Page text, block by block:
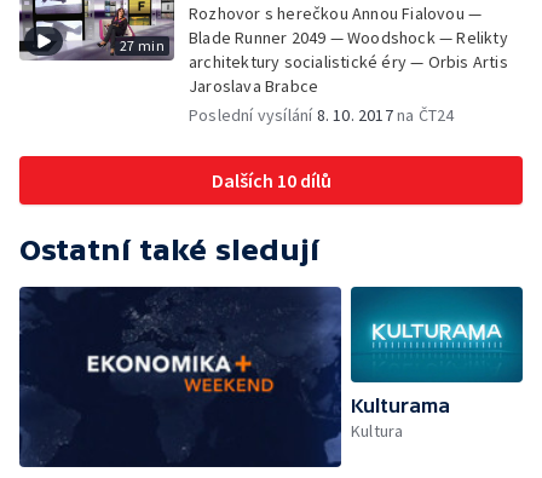
27 min
Rozhovor s herečkou Annou Fialovou —
Blade Runner 2049 — Woodshock — Relikty
architektury socialistické éry — Orbis Artis
Jaroslava Brabce
Poslední vysílání8. 10. 2017na ČT24
Dalších 10 dílů
Ostatní také sledují
Kulturama
Kultura